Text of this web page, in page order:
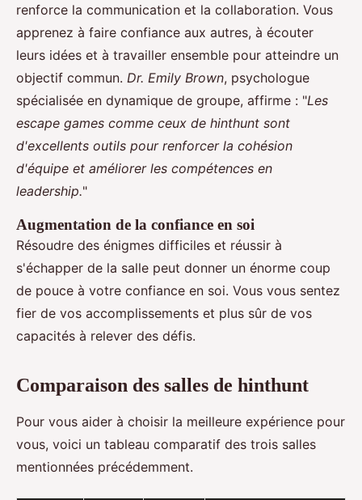
renforce la communication et la collaboration. Vous
apprenez à faire confiance aux autres, à écouter
leurs idées et à travailler ensemble pour atteindre un
objectif commun. Dr. Emily Brown, psychologue
spécialisée en dynamique de groupe, affirme : "Les
escape games comme ceux de hinthunt sont
d'excellents outils pour renforcer la cohésion
d'équipe et améliorer les compétences en
leadership."
Augmentation de la confiance en soi
Résoudre des énigmes difficiles et réussir à
s'échapper de la salle peut donner un énorme coup
de pouce à votre confiance en soi. Vous vous sentez
fier de vos accomplissements et plus sûr de vos
capacités à relever des défis.
Comparaison des salles de hinthunt
Pour vous aider à choisir la meilleure expérience pour
vous, voici un tableau comparatif des trois salles
mentionnées précédemment.